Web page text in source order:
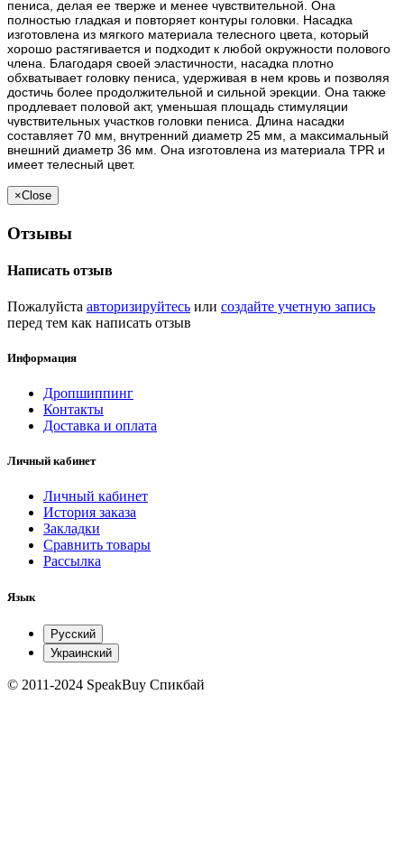
пениса, делая ее тверже и менее чувствительной. Она
полностью гладкая и повторяет контуры головки. Насадка
изготовлена из мягкого материала телесного цвета, который
хорошо растягивается и подходит к любой окружности полового
члена. Благодаря своей эластичности, насадка плотно
обхватывает головку пениса, удерживая в нем кровь и позволяя
достичь более продолжительной и сильной эрекции. Она также
продлевает половой акт, уменьшая площадь стимуляции
чувствительных участков головки пениса. Длина насадки
составляет 70 мм, внутренний диаметр 25 мм, а максимальный
внешний диаметр 36 мм. Она изготовлена из материала TPR и
имеет телесный цвет.
×Close
Отзывы
Написать отзыв
Пожалуйста авторизируйтесь или создайте учетную запись
перед тем как написать отзыв
Информация
Дропшиппинг
Контакты
Доставка и оплата
Личный кабинет
Личный кабинет
История заказа
Закладки
Сравнить товары
Рассылка
Язык
Русский
Украинский
© 2011-2024 SpeakBuy Спикбай